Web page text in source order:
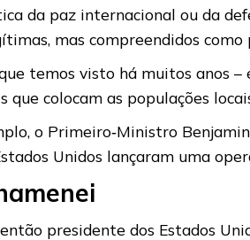
da paz internacional ou da
mas compreendidos
temos visto há muitos anos
que colocam as populações
o Primeiro‑Ministro
Unidos lançaram uma
presidente dos Estados